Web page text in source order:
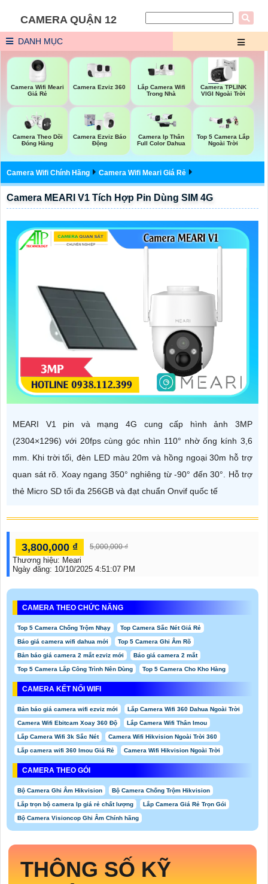
CAMERA QUẬN 12
DANH MỤC
Camera Wifi Meari
Giá Rẻ
Camera Ezviz 360
Lắp Camera Wifi
Trong Nhà
Camera TPLINK
VIGI Ngoài Trời
Camera Theo Dõi
Đóng Hàng
Camera Ezviz Báo
Động
Camera Ip Thân
Full Color Dahua
Top 5 Camera Lắp
Ngoài Trời
Camera Wifi Chính Hãng Camera Wifi Meari Giá Rẻ
Camera MEARI V1 Tích Hợp Pin Dùng SIM 4G
MEARI V1 pin và mạng 4G cung cấp hình ảnh 3MP
(2304×1296) với 20fps cùng góc nhìn 110° nhờ ống kính 3,6
mm. Khi trời tối, đèn LED màu 20m và hồng ngoại 30m hỗ trợ
quan sát rõ. Xoay ngang 350° nghiêng từ -90° đến 30°. Hỗ trợ
thẻ Micro SD tối đa 256GB và đạt chuẩn Onvif quốc tế
3,800,000 ₫ 5,000,000 ₫
Thương hiệu: Meari
Ngày đăng: 10/10/2025 4:51:07 PM
CAMERA THEO CHỨC NĂNG
Top 5 Camera Chống Trộm Nhạy Top Camera Sắc Nét Giá Rẻ
Báo giá camera wifi dahua mới Top 5 Camera Ghi Âm Rõ
Bản báo giá camera 2 mắt ezviz mới Báo giá camera 2 mắt
Top 5 Camera Lắp Công Trình Nên Dùng Top 5 Camera Cho Kho Hàng
CAMERA KẾT NỐI WIFI
Bản báo giá camera wifi ezviz mới Lắp Camera Wifi 360 Dahua Ngoài Trời
Camera Wifi Ebitcam Xoay 360 Độ Lắp Camera Wifi Thân Imou
Lắp Camera Wifi 3k Sắc Nét Camera Wifi Hikvision Ngoài Trời 360
Lắp camera wifi 360 Imou Giá Rẻ Camera Wifi Hikvision Ngoài Trời
CAMERA THEO GÓI
Bộ Camera Ghi Âm Hikvision Bộ Camera Chống Trộm Hikvision
Lắp trọn bộ camera Ip giá rẻ chất lượng Lắp Camera Giá Rẻ Trọn Gói
Bộ Camera Visioncop Ghi Âm Chính hãng
THÔNG SỐ KỸ